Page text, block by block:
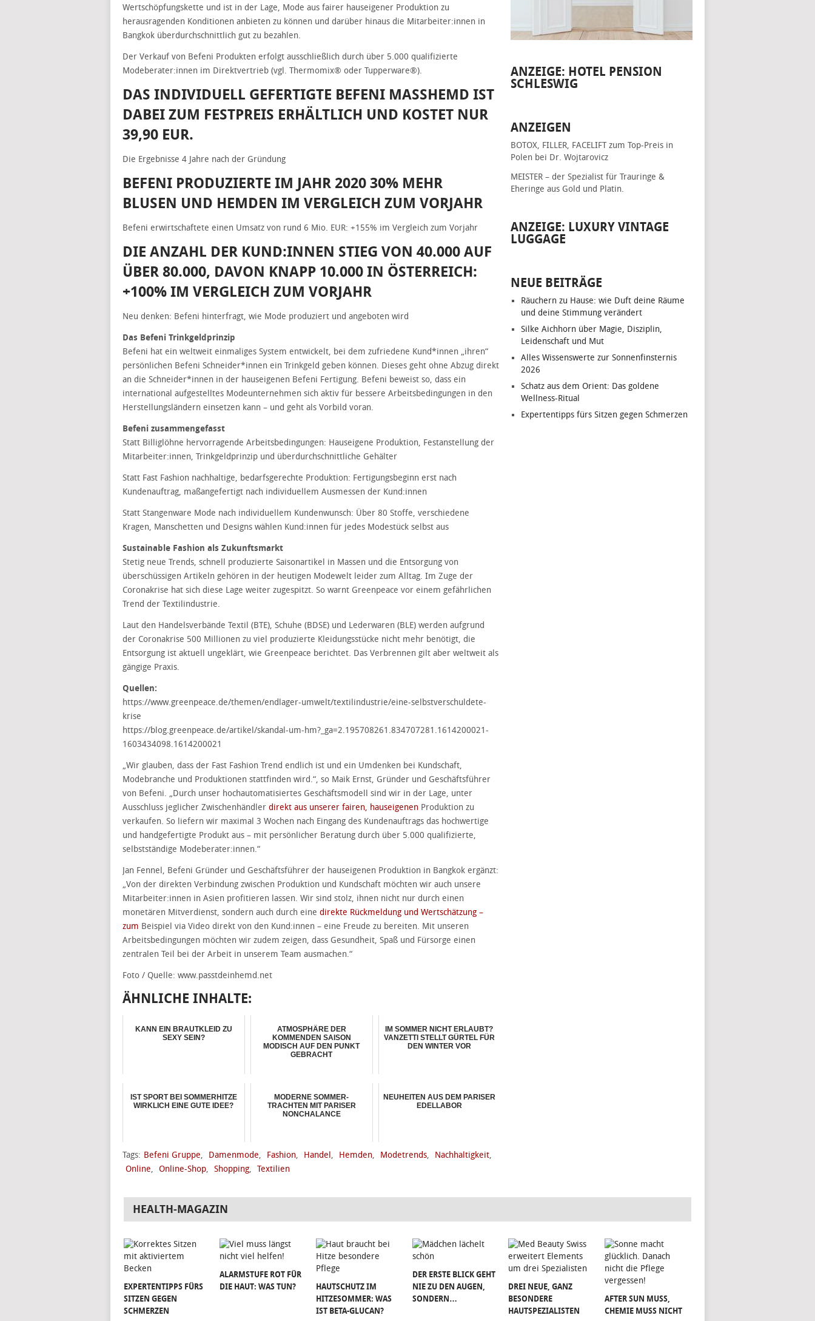
Wertschöpfungskette und ist in der Lage, Mode aus fairer hauseigener Produktion zu
herausragenden Konditionen anbieten zu können und darüber hinaus die Mitarbeiter:innen in
Bangkok überdurchschnittlich gut zu bezahlen.
Der Verkauf von Befeni Produkten erfolgt ausschließlich durch über 5.000 qualifizierte
Modeberater:innen im Direktvertrieb (vgl. Thermomix® oder Tupperware®).
DAS INDIVIDUELL GEFERTIGTE BEFENI MASSHEMD IST D
ABEI ZUM FESTPREIS ERHÄLTLICH UND KOSTET NUR 3
9,90 EUR.
Die Ergebnisse 4 Jahre nach der Gründung
BEFENI PRODUZIERTE IM JAHR 2020 30% MEHR
BLUSEN UND HEMDEN IM VERGLEICH ZUM VORJAHR
Befeni erwirtschaftete einen Umsatz von rund 6 Mio. EUR: +155% im Vergleich zum Vorjahr
DIE ANZAHL DER KUND:INNEN STIEG VON 40.000 AUF
ÜBER 80.000, DAVON KNAPP 10.000 IN ÖSTERREICH:
+100% IM VERGLEICH ZUM VORJAHR
Neu denken: Befeni hinterfragt, wie Mode produziert und angeboten wird
Das Befeni Trinkgeldprinzip
Befeni hat ein weltweit einmaliges System entwickelt, bei dem zufriedene Kund*innen „ihren“
persönlichen Befeni Schneider*innen ein Trinkgeld geben können. Dieses geht ohne Abzug direkt
an die Schneider*innen in der hauseigenen Befeni Fertigung. Befeni beweist so, dass ein
international aufgestelltes Modeunternehmen sich aktiv für bessere Arbeitsbedingungen in den
Herstellungsländern einsetzen kann – und geht als Vorbild voran.
Befeni zusammengefasst
Statt Billiglöhne hervorragende Arbeitsbedingungen: Hauseigene Produktion, Festanstellung der
Mitarbeiter:innen, Trinkgeldprinzip und überdurchschnittliche Gehälter
Statt Fast Fashion nachhaltige, bedarfsgerechte Produktion: Fertigungsbeginn erst nach
Kundenauftrag, maßangefertigt nach individuellem Ausmessen der Kund:innen
Statt Stangenware Mode nach individuellem Kundenwunsch: Über 80 Stoffe, verschiedene
Kragen, Manschetten und Designs wählen Kund:innen für jedes Modestück selbst aus
Sustainable Fashion als Zukunftsmarkt
Stetig neue Trends, schnell produzierte Saisonartikel in Massen und die Entsorgung von
überschüssigen Artikeln gehören in der heutigen Modewelt leider zum Alltag. Im Zuge der
Coronakrise hat sich diese Lage weiter zugespitzt. So warnt Greenpeace vor einem gefährlichen
Trend der Textilindustrie.
Laut den Handelsverbände Textil (BTE), Schuhe (BDSE) und Lederwaren (BLE) werden aufgrund
der Coronakrise 500 Millionen zu viel produzierte Kleidungsstücke nicht mehr benötigt, die
Entsorgung ist aktuell ungeklärt, wie Greenpeace berichtet. Das Verbrennen gilt aber weltweit als
gängige Praxis.
Quellen:
https://www.greenpeace.de/themen/endlager-umwelt/textilindustrie/eine-selbstverschuldete-
krise
https://blog.greenpeace.de/artikel/skandal-um-hm?_ga=2.195708261.834707281.1614200021-
1603434098.1614200021
„Wir glauben, dass der Fast Fashion Trend endlich ist und ein Umdenken bei Kundschaft,
Modebranche und Produktionen stattfinden wird.“, so Maik Ernst, Gründer und Geschäftsführer
von Befeni. „Durch unser hochautomatisiertes Geschäftsmodell sind wir in der Lage, unter
Ausschluss jeglicher Zwischenhändler direkt aus unserer fairen, hauseigenen Produktion zu
verkaufen. So liefern wir maximal 3 Wochen nach Eingang des Kundenauftrags das hochwertige
und handgefertigte Produkt aus – mit persönlicher Beratung durch über 5.000 qualifizierte,
selbstständige Modeberater:innen.“
Jan Fennel, Befeni Gründer und Geschäftsführer der hauseigenen Produktion in Bangkok ergänzt:
„Von der direkten Verbindung zwischen Produktion und Kundschaft möchten wir auch unsere
Mitarbeiter:innen in Asien profitieren lassen. Wir sind stolz, ihnen nicht nur durch einen
monetären Mitverdienst, sondern auch durch eine direkte Rückmeldung und Wertschätzung –
zum Beispiel via Video direkt von den Kund:innen – eine Freude zu bereiten. Mit unseren
Arbeitsbedingungen möchten wir zudem zeigen, dass Gesundheit, Spaß und Fürsorge einen
zentralen Teil bei der Arbeit in unserem Team ausmachen.“
Foto / Quelle: www.passtdeinhemd.net
ÄHNLICHE INHALTE:
KANN EIN BRAUTKLEID ZU
SEXY SEIN?
ATMOSPHÄRE DER
KOMMENDEN SAISON
MODISCH AUF DEN PUNKT
GEBRACHT
IM SOMMER NICHT ERLAUBT?
VANZETTI STELLT GÜRTEL FÜR
DEN WINTER VOR
IST SPORT BEI SOMMERHITZE
WIRKLICH EINE GUTE IDEE?
MODERNE SOMMER-
TRACHTEN MIT PARISER
NONCHALANCE
NEUHEITEN AUS DEM PARISER
EDELLABOR
Tags: Befeni Gruppe, Damenmode, Fashion, Handel, Hemden, Modetrends, Nachhaltigkeit,
Online, Online-Shop, Shopping, Textilien
ANZEIGE: HOTEL PENSION
SCHLESWIG
ANZEIGEN
BOTOX, FILLER, FACELIFT zum Top-Preis in
Polen bei Dr. Wojtarovicz
MEISTER – der Spezialist für Trauringe &
Eheringe aus Gold und Platin.
ANZEIGE: LUXURY VINTAGE
LUGGAGE
NEUE BEITRÄGE
Räuchern zu Hause: wie Duft deine Räume
und deine Stimmung verändert
Silke Aichhorn über Magie, Disziplin,
Leidenschaft und Mut
Alles Wissenswerte zur Sonnenfinsternis
2026
Schatz aus dem Orient: Das goldene
Wellness-Ritual
Expertentipps fürs Sitzen gegen Schmerzen
HEALTH-MAGAZIN
EXPERTENTIPPS FÜRS
SITZEN GEGEN
SCHMERZEN
ALARMSTUFE ROT FÜR
DIE HAUT: WAS TUN?
HAUTSCHUTZ IM
HITZESOMMER: WAS
IST BETA-GLUCAN?
DER ERSTE BLICK GEHT
NIE ZU DEN AUGEN,
SONDERN…
DREI NEUE, GANZ
BESONDERE
HAUTSPEZIALISTEN
AFTER SUN MUSS,
CHEMIE MUSS NICHT